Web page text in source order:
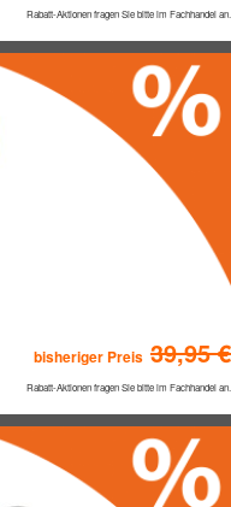
Rabatt-Aktionen fragen Sie bitte im Fachhandel an.
bisheriger Preis 39,95 €
Rabatt-Aktionen fragen Sie bitte im Fachhandel an.